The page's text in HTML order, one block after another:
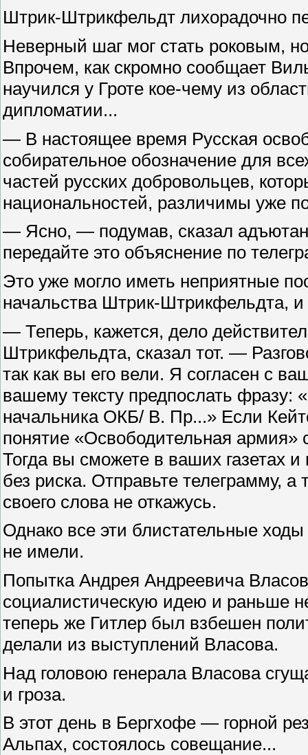
Штрик-Штрикфельдт лихорадочно
Неверный шаг мог стать роковым,
Впрочем, как скромно сообщает
научился у Гроте кое-чему из
дипломатии...
— В настоящее время Русская
собирательное обозначение для
частей русских добровольцев,
национальностей, различимы уже
— Ясно, — подумав, сказал
передайте это объяснение по
Это уже могло иметь неприятные
начальства Штрик-Штрикфельдта, и
— Теперь, кажется, дело
Штрикфельдта, сказал тот. —
так как вы его вели. Я согласен с
вашему тексту предпослать
начальника ОКБ/ В. Пр...» Если
понятие «Освободительная армия»
Тогда вы сможете в ваших газетах
без риска. Отправьте телеграмму,
своего слова не откажусь.
Однако все эти блистательные
не имели.
Попытка Андрея Андреевича
социалистическую идею и раньше
теперь же Гитлер был взбешен
делали из выступлений Власова.
Над головою генерала Власова
и гроза.
В этот день в Бергхофе — горной
Альпах, состоялось совещание...